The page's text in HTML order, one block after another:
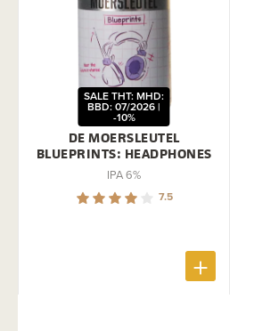
DE MOERSLEUTEL
BLUEPRINTS: HEADPHONES
SALE THT: MHD:
BBD: 07/2026 |
-10%
IPA 6%
7.5